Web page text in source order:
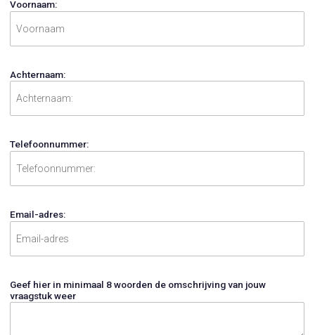
Voornaam:
Achternaam:
Telefoonnummer:
Email-adres:
Geef hier in minimaal 8 woorden de omschrijving van jouw
vraagstuk weer